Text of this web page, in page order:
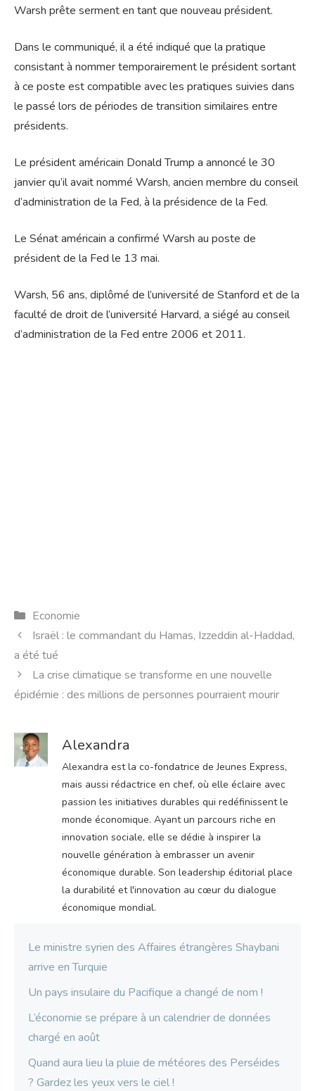
Warsh prête serment en tant que nouveau président.
Dans le communiqué, il a été indiqué que la pratique
consistant à nommer temporairement le président sortant
à ce poste est compatible avec les pratiques suivies dans
le passé lors de périodes de transition similaires entre
présidents.
Le président américain Donald Trump a annoncé le 30
janvier qu’il avait nommé Warsh, ancien membre du conseil
d’administration de la Fed, à la présidence de la Fed.
Le Sénat américain a confirmé Warsh au poste de
président de la Fed le 13 mai.
Warsh, 56 ans, diplômé de l’université de Stanford et de la
faculté de droit de l’université Harvard, a siégé au conseil
d’administration de la Fed entre 2006 et 2011.
Catégories
Economie
Israël : le commandant du Hamas, Izzeddin al-Haddad,
a été tué
La crise climatique se transforme en une nouvelle
épidémie : des millions de personnes pourraient mourir
Alexandra
Alexandra est la co-fondatrice de Jeunes Express,
mais aussi rédactrice en chef, où elle éclaire avec
passion les initiatives durables qui redéfinissent le
monde économique. Ayant un parcours riche en
innovation sociale, elle se dédie à inspirer la
nouvelle génération à embrasser un avenir
économique durable. Son leadership éditorial place
la durabilité et l'innovation au cœur du dialogue
économique mondial.
Le ministre syrien des Affaires étrangères Shaybani
arrive en Turquie
Un pays insulaire du Pacifique a changé de nom !
L’économie se prépare à un calendrier de données
chargé en août
Quand aura lieu la pluie de météores des Perséides
? Gardez les yeux vers le ciel !